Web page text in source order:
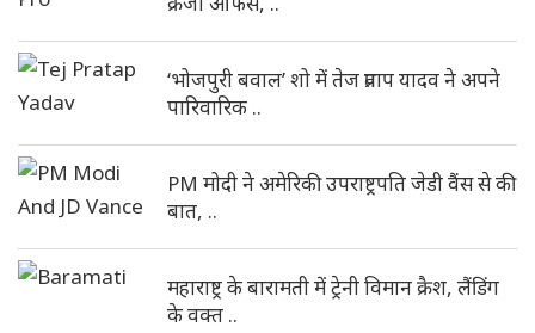
‘भोजपुरी बवाल’ शो में तेज प्रताप यादव ने अपने
पारिवारिक ..
PM मोदी ने अमेरिकी उपराष्ट्रपति जेडी वैंस से की
बात, ..
महाराष्ट्र के बारामती में ट्रेनी विमान क्रैश, लैंडिंग
के वक्त ..